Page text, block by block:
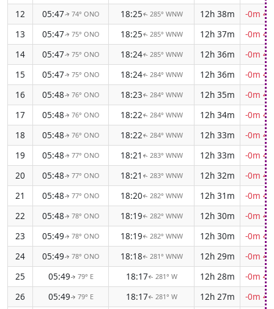
12
05:47↑ 74° ONO 18:25↑ 285° WNW 12h 38m
-0m
13
05:47↑ 75° ONO 18:25↑ 285° WNW 12h 37m
-0m
14
05:47↑ 75° ONO 18:24↑ 285° WNW 12h 36m
-0m
15
05:47↑ 75° ONO 18:24↑ 284° WNW 12h 36m
-0m
16
05:48↑ 76° ONO 18:23↑ 284° WNW 12h 35m
-0m
17
05:48↑ 76° ONO 18:22↑ 284° WNW 12h 34m
-0m
18
05:48↑ 76° ONO 18:22↑ 284° WNW 12h 33m
-0m
19
05:48↑ 77° ONO 18:21 ↑ 283° WNW 12h 33m
-0m
20
05:48↑ 77° ONO 18:21 ↑ 283° WNW 12h 32m
-0m
21
05:48↑ 77° ONO 18:20↑ 282° WNW 12h 31m
-0m
22
05:48↑ 78° ONO 18:19↑ 282° WNW 12h 30m
-0m
23
05:49↑ 78° ONO 18:19↑ 282° WNW 12h 30m
-0m
24
05:49↑ 78° ONO 18:18↑ 281° WNW 12h 29m
-0m
25
05:49↑ 79° E 18:17↑ 281° W 12h 28m
-0m
26
05:49↑ 79° E 18:17↑ 281° W 12h 27m
-0m